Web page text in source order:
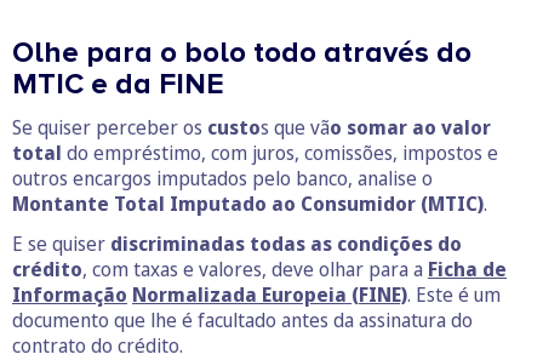
Olhe para o bolo todo através do
MTIC e da FINE
Se quiser perceber os custos que vão somar ao valor
total do empréstimo, com juros, comissões, impostos e
outros encargos imputados pelo banco, analise o
Montante Total Imputado ao Consumidor (MTIC).
E se quiser discriminadas todas as condições do
crédito, com taxas e valores, deve olhar para a Ficha de
Informação Normalizada Europeia (FINE). Este é um
documento que lhe é facultado antes da assinatura do
contrato do crédito.